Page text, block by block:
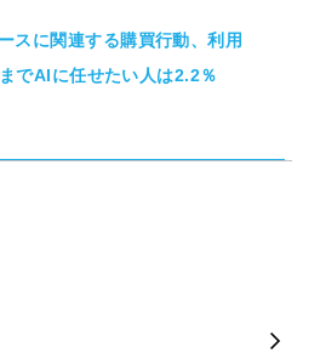
スに関連する購買行動、利用
でAIに任せたい人は2.2％